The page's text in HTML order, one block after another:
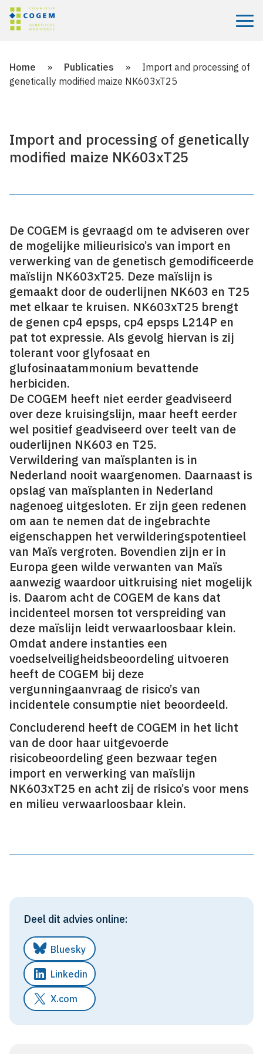
Menu
Home » Publicaties »
Import and processing of
genetically modified maize NK603xT25
Import and processing of genetically
modified maize NK603xT25
De COGEM is gevraagd om te adviseren over
de mogelijke milieurisico’s van import en
verwerking van de genetisch gemodificeerde
maïslijn NK603xT25. Deze maïslijn is
gemaakt door de ouderlijnen NK603 en T25
met elkaar te kruisen. NK603xT25 brengt
de genen cp4 epsps, cp4 epsps L214P en
pat tot expressie. Als gevolg hiervan is zij
tolerant voor glyfosaat en
glufosinaatammonium bevattende
herbiciden.
De COGEM heeft niet eerder geadviseerd
over deze kruisingslijn, maar heeft eerder
wel positief geadviseerd over teelt van de
ouderlijnen NK603 en T25.
Verwildering van maïsplanten is in
Nederland nooit waargenomen. Daarnaast is
opslag van maïsplanten in Nederland
nagenoeg uitgesloten. Er zijn geen redenen
om aan te nemen dat de ingebrachte
eigenschappen het verwilderingspotentieel
van Maïs vergroten. Bovendien zijn er in
Europa geen wilde verwanten van Maïs
aanwezig waardoor uitkruising niet mogelijk
is. Daarom acht de COGEM de kans dat
incidenteel morsen tot verspreiding van
deze maïslijn leidt verwaarloosbaar klein.
Omdat andere instanties een
voedselveiligheidsbeoordeling uitvoeren
heeft de COGEM bij deze
vergunningaanvraag de risico’s van
incidentele consumptie niet beoordeeld.
Concluderend heeft de COGEM in het licht
van de door haar uitgevoerde
risicobeoordeling geen bezwaar tegen
import en verwerking van maïslijn
NK603xT25 en acht zij de risico’s voor mens
en milieu verwaarloosbaar klein.
Deel dit advies online:
Bluesky
Linkedin
X.com